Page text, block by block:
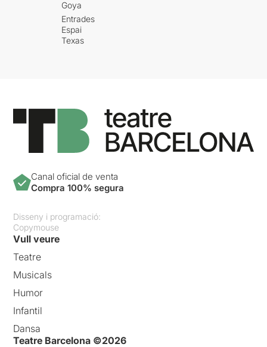
Goya
Entrades
Espai
Texas
Canal oficial de venta
Compra 100% segura
Disseny i programació:
Copymouse
Vull veure
Teatre
Musicals
Humor
Infantil
Dansa
Teatre Barcelona ©2026